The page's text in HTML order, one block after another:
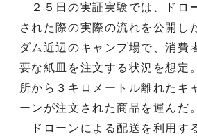
２５日の実証実験では、ドロ
された際の実際の流れを公開し
ダム近辺のキャンプ場で、消費
要な紙皿を注文する状況を想定
所から３キロメートル離れたキ
ーンが注文された商品を運んだ。
ドローンによる配送を利用す